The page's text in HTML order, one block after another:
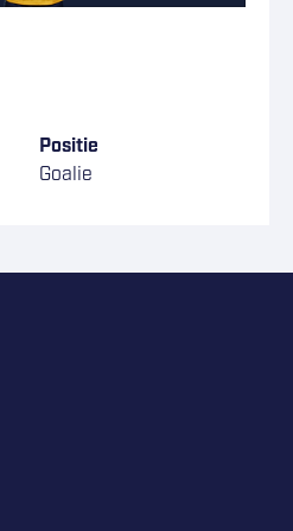
Positie
Goalie